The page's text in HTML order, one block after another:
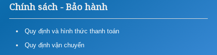
Chính sách - Bảo hành
Quy định và hình thức thanh toán
Quy định vận chuyển